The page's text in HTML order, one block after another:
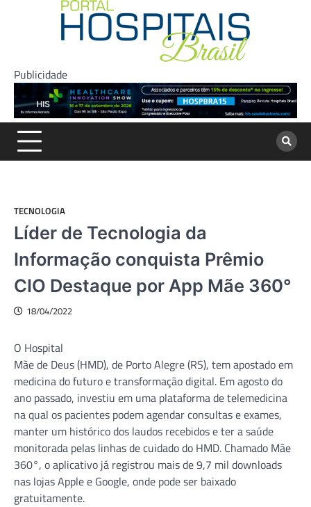
Publicidade
TECNOLOGIA
Líder de Tecnologia da
Informação conquista Prêmio
CIO Destaque por App Mãe 360°
18/04/2022
O Hospital
Mãe de Deus (HMD), de Porto Alegre (RS), tem apostado em
medicina do futuro e transformação digital. Em agosto do
ano passado, investiu em uma plataforma de telemedicina
na qual os pacientes podem agendar consultas e exames,
manter um histórico dos laudos recebidos e ter a saúde
monitorada pelas linhas de cuidado do HMD. Chamado Mãe
360°, o aplicativo já registrou mais de 9,7 mil downloads
nas lojas Apple e Google, onde pode ser baixado
gratuitamente.